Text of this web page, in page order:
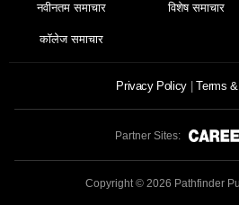
नवीनतम समाचार विशेष समाचार
कॉलेज समाचार
Privacy Policy Terms
Partner Sites:
Copyright © 2026 Pathfinder